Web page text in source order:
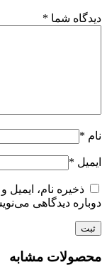
دیدگاه شما *
نام *
ایمیل *
ذخیره نام،
دوباره دیدگاهی
محصولات مشابه